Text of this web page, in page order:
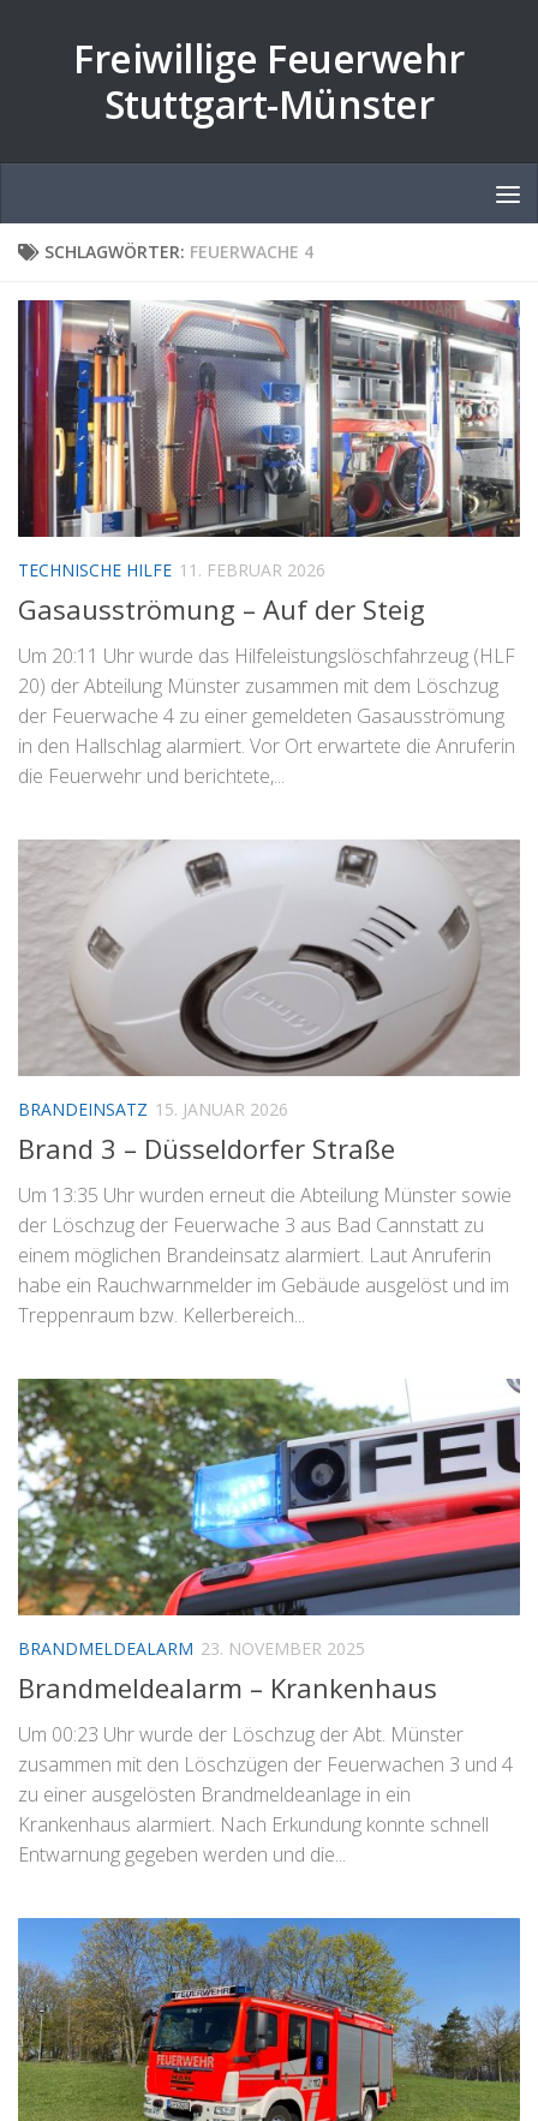
Freiwillige Feuerwehr
Stuttgart-Münster
SCHLAGWÖRTER: FEUERWACHE 4
TECHNISCHE HILFE 11. FEBRUAR 2026
Gasausströmung – Auf der Steig
Um 20:11 Uhr wurde das Hilfeleistungslöschfahrzeug (HLF
20) der Abteilung Münster zusammen mit dem Löschzug
der Feuerwache 4 zu einer gemeldeten Gasausströmung
in den Hallschlag alarmiert. Vor Ort erwartete die Anruferin
die Feuerwehr und berichtete,...
BRANDEINSATZ 15. JANUAR 2026
Brand 3 – Düsseldorfer Straße
Um 13:35 Uhr wurden erneut die Abteilung Münster sowie
der Löschzug der Feuerwache 3 aus Bad Cannstatt zu
einem möglichen Brandeinsatz alarmiert. Laut Anruferin
habe ein Rauchwarnmelder im Gebäude ausgelöst und im
Treppenraum bzw. Kellerbereich...
BRANDMELDEALARM 23. NOVEMBER 2025
Brandmeldealarm – Krankenhaus
Um 00:23 Uhr wurde der Löschzug der Abt. Münster
zusammen mit den Löschzügen der Feuerwachen 3 und 4
zu einer ausgelösten Brandmeldeanlage in ein
Krankenhaus alarmiert. Nach Erkundung konnte schnell
Entwarnung gegeben werden und die...